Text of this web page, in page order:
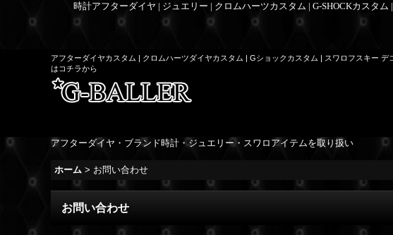
時計アフターダイヤ | ジュエリー | クロムハーツカスタム | G-SHOCKカスタ
アフターダイヤカスタム | クロムハーツダイヤカスタム | Gショックカスタム | スワロフスキー
はコチラから
アフターダイヤ・ブランド時計・ジュエリー・スワロアイテムを取り扱い
ホーム > お問い合わせ
お問い合わせ